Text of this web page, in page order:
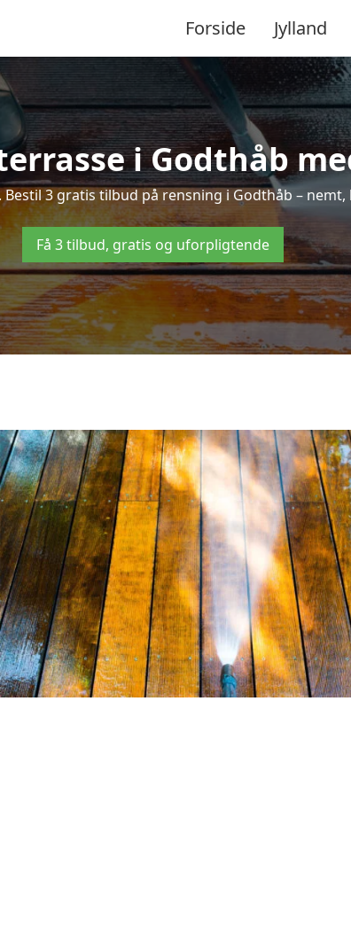
Forside Jylland
i Godthåb
3 gratis tilbud på rensning i Godthåb –
Få 3 tilbud, gratis og uforpligtende